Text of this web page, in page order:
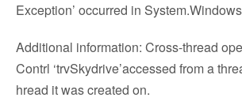
Exception’ occurred in
Additional information: Cross-thread
Contrl ‘trvSkydrive’accessed from a
hread it was created on.